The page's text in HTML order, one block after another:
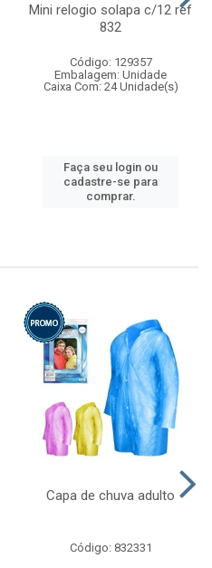
Mini relogio solapa c/12 ref
832
Código: 129357
Embalagem: Unidade
Caixa Com: 24 Unidade(s)
Faça seu login ou
cadastre-se para
comprar.
Capa de chuva adulto
Código: 832331